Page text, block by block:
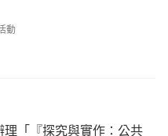
動
「『探究與實作：公共